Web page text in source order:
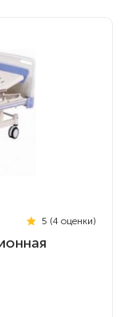
5 (4 оценки)